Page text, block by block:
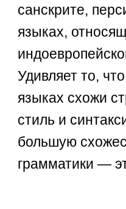
санскрите,
языках,
Удивляет то,
языках схожи
стиль и
большую
грамматики —